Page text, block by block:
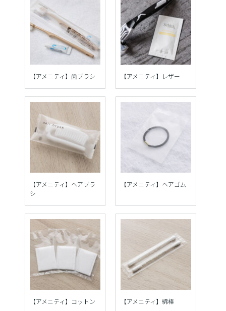
【アメニティ】歯ブラシ 【アメニティ】レザー
【アメニティ】ヘアブラ
シ
【アメニティ】ヘアゴム
【アメニティ】コットン 【アメニティ】綿棒